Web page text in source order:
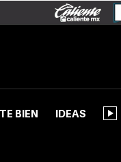
BIEN IDEAS